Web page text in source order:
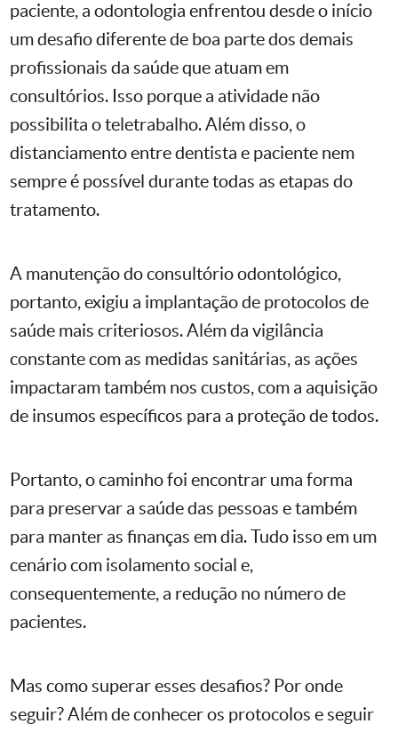
paciente, a odontologia enfrentou desde o início
um desafio diferente de boa parte dos demais
profissionais da saúde que atuam em
consultórios. Isso porque a atividade não
possibilita o teletrabalho. Além disso, o
distanciamento entre dentista e paciente nem
sempre é possível durante todas as etapas do
tratamento.
A manutenção do consultório odontológico,
portanto, exigiu a implantação de protocolos de
saúde mais criteriosos. Além da vigilância
constante com as medidas sanitárias, as ações
impactaram também nos custos, com a aquisição
de insumos específicos para a proteção de todos.
Portanto, o caminho foi encontrar uma forma
para preservar a saúde das pessoas e também
para manter as finanças em dia. Tudo isso em um
cenário com isolamento social e,
consequentemente, a redução no número de
pacientes.
Mas como superar esses desafios? Por onde
seguir? Além de conhecer os protocolos e seguir